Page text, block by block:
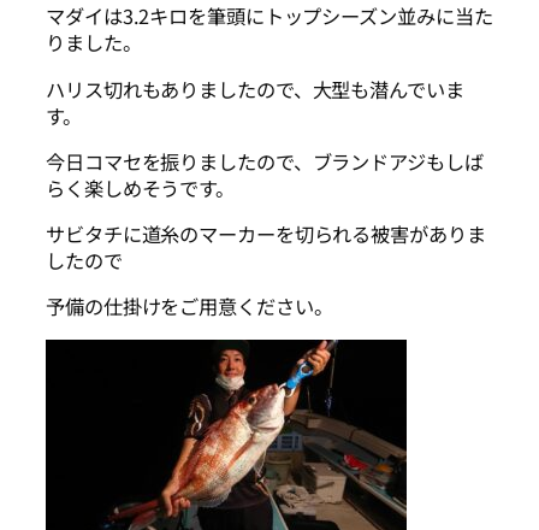
マダイは3.2キロを筆頭にトップシーズン並みに当た
りました。
ハリス切れもありましたので、大型も潜んでいま
す。
今日コマセを振りましたので、ブランドアジもしば
らく楽しめそうです。
サビタチに道糸のマーカーを切られる被害がありま
したので
予備の仕掛けをご用意ください。